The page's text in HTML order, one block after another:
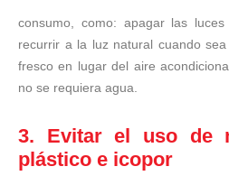
consumo, como: apagar las
recurrir a la luz natural cuando
fresco en lugar del aire
no se requiera agua.
3. Evitar el uso de
plástico e icopor